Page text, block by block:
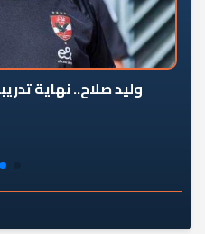
وليد صلاح.. نهاية